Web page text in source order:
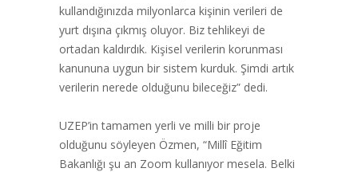
kullandığınızda milyonlarca kişinin verileri de
yurt dışına çıkmış oluyor. Biz tehlikeyi de
ortadan kaldırdık. Kişisel verilerin korunması
kanununa uygun bir sistem kurduk. Şimdi artık
verilerin nerede olduğunu bileceğiz” dedi.
UZEP’in tamamen yerli ve milli bir proje
olduğunu söyleyen Özmen, “Millî Eğitim
Bakanlığı şu an Zoom kullanıyor mesela. Belki